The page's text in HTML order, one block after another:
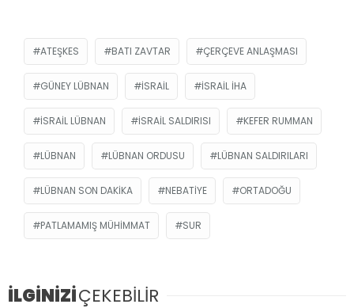
ATEŞKES BATI ZAVTAR ÇERÇEVE ANLAŞMASI
GÜNEY LÜBNAN ISRAIL İSRAIL İHA
İSRAIL LÜBNAN İSRAIL SALDIRISI KEFER RUMMAN
LÜBNAN LÜBNAN ORDUSU LÜBNAN SALDIRILARI
LÜBNAN SON DAKIKA NEBATIYE ORTADOĞU
PATLAMAMIŞ MÜHIMMAT SUR
İLGİNİZİÇEKEBİLİR